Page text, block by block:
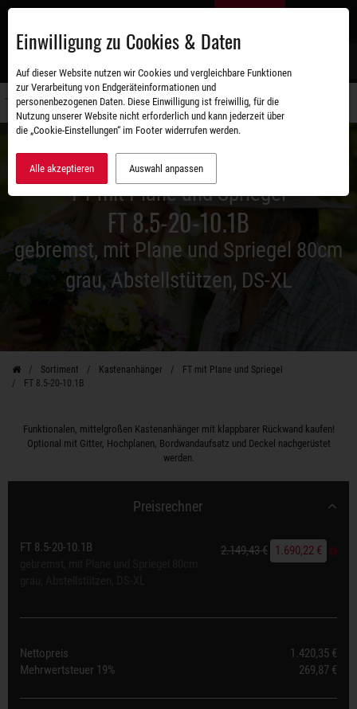
Zum
FT mit Plane und Spriegel
FT 8.5-20-10.1B
gebremst, mit Plane und Spriegel 80cm
grau, Abstellstützen, DS-XL
Sortiment Kastenanhänger
FT mit Plane und Spriegel
FT 8.5-20-10.1B
Funktionalen, mittelgroßen Kastenanhänger mit klappbarer Rückwand kaufen!
Optional mit Gitter, Hochplanen, Bordwandaufsatz und Deckel nachgerüstet
werden.
Preisrechner
FT 8.5-20-10.1B 2.149,43 € 1.690,22 €
Nettopreis
1.420,35 €
Mehrwertsteuer 19% 269,87 €
Einwilligung zu Cookies & Daten
Auf dieser Website nutzen wir Cookies und vergleichbare Funktionen
zur Verarbeitung von Endgeräteinformationen und
personenbezogenen Daten. Diese Einwilligung ist freiwillig, für die
Nutzung unserer Website nicht erforderlich und kann jederzeit über
die „Cookie-Einstellungen“ im Footer widerrufen werden.
Alle akzeptieren Auswahl anpassen